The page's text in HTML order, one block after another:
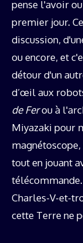
pense l'avoir
premier jour.
discussion,
ou encore, et
détour d'un
d’œil aux
de Ferou à
Miyazaki pour
tout en jouant
Charles-V-et-
cette Terre ne